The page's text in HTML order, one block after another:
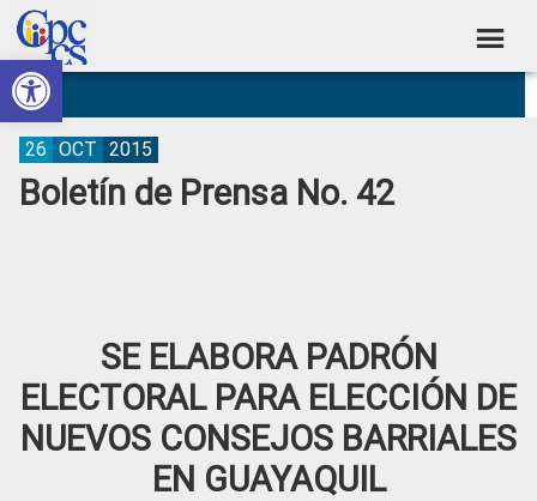
Abrir barra de herramientas
Skip
to
primary
navigation
Skip
to
main
content
Skip
to
primary
sidebar
Skip
to
footer
Consejo
de
Participación
Ciudadana
Construyendo
Poder
Ciudadano
Boletín de Prensa No. 42
26 OCT 2015
SE ELABORA PADRÓN
ELECTORAL PARA ELECCIÓN DE
NUEVOS CONSEJOS BARRIALES
EN GUAYAQUIL